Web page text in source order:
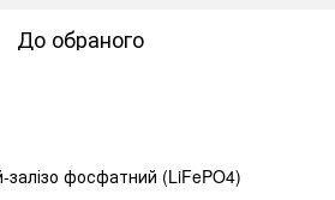
До обраного
залізо фосфатний (LiFePO4)